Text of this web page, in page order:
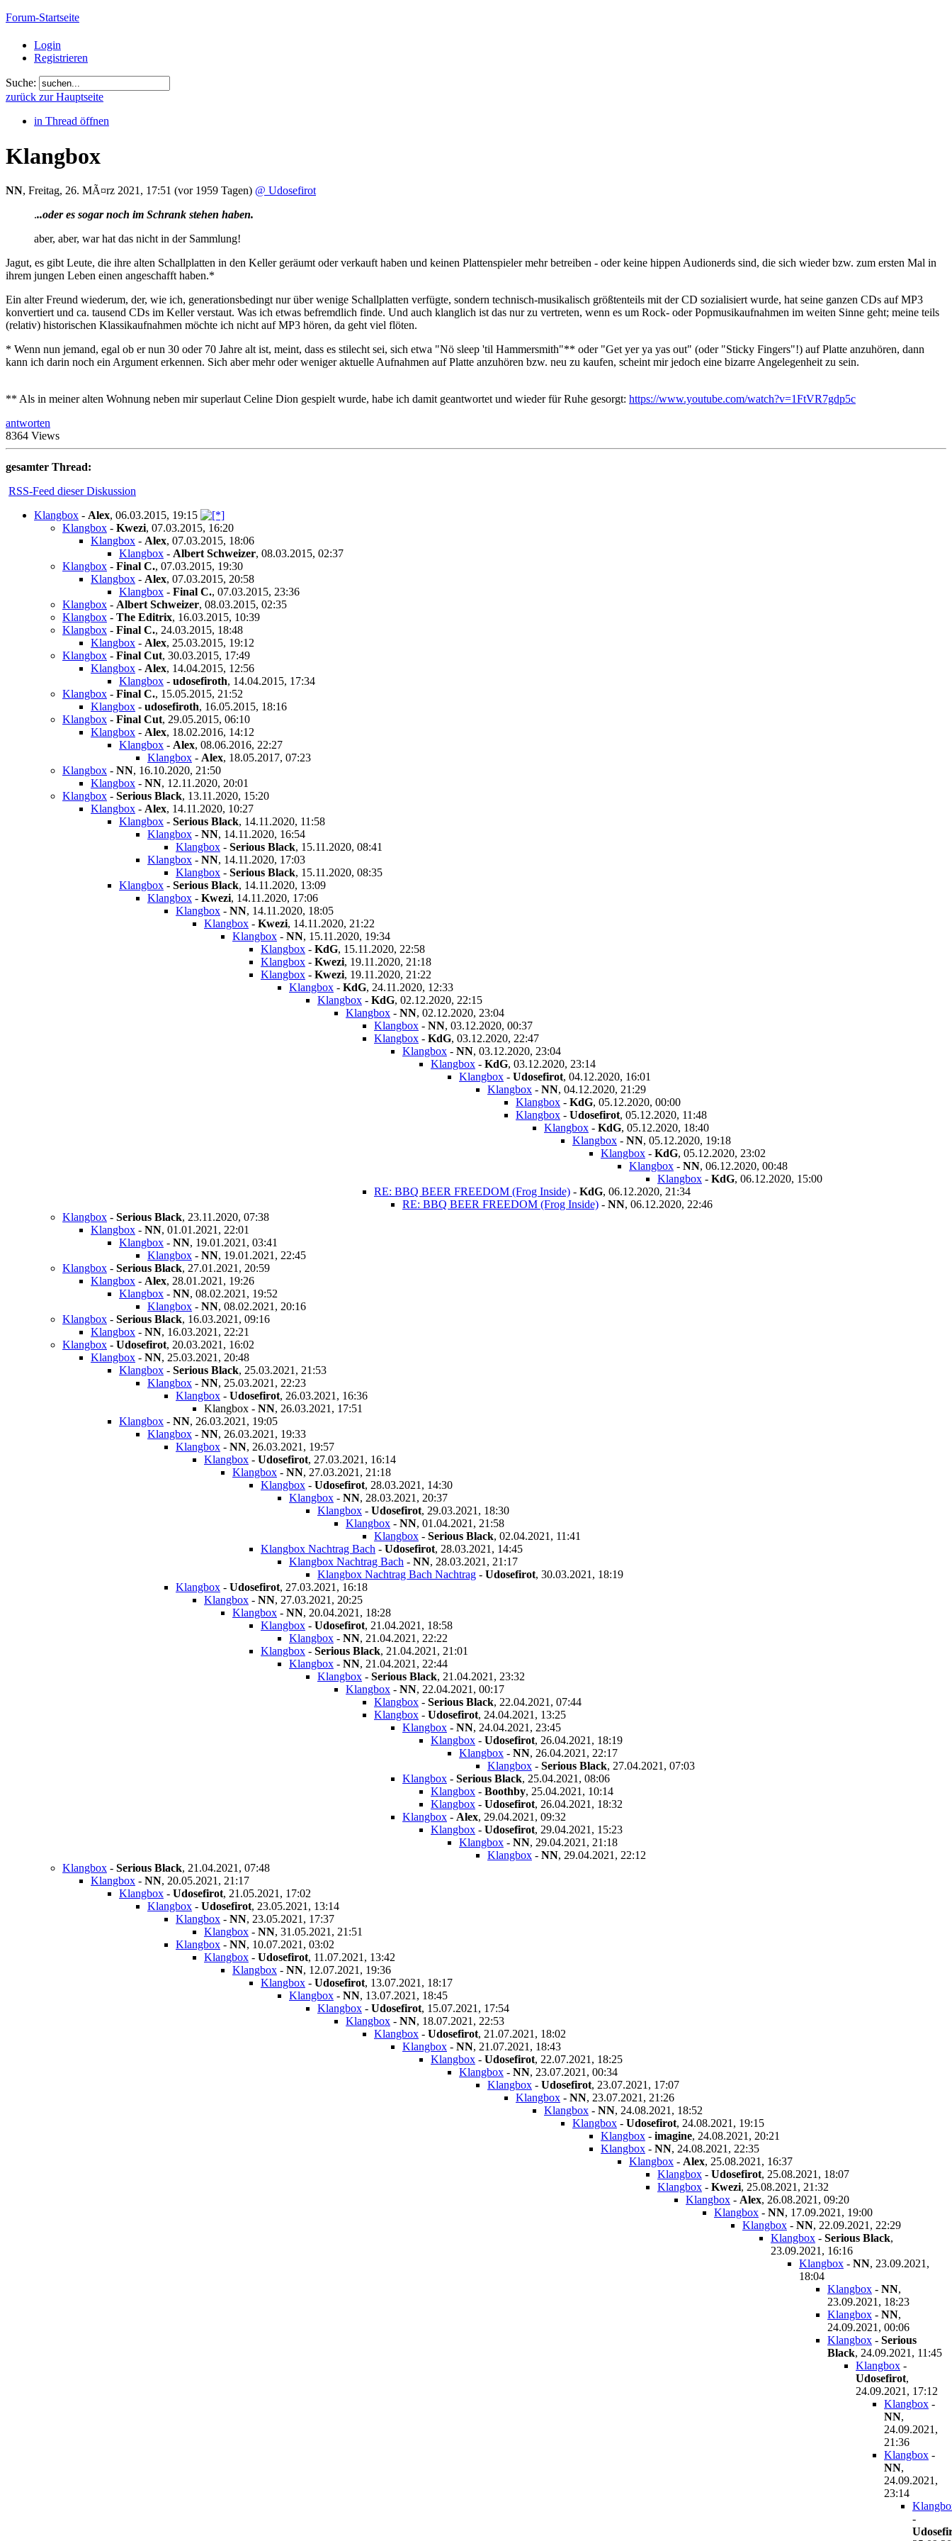
Forum-Startseite
Login
Registrieren
Suche:
zurück zur Hauptseite
in Thread öffnen
Klangbox
NN, Freitag, 26. MÃ¤rz 2021, 17:51 (vor 1959 Tagen) @ Udosefirot
...oder es sogar noch im Schrank stehen haben.
aber, aber, war hat das nicht in der Sammlung!
Jagut, es gibt Leute, die ihre alten Schallplatten in den Keller geräumt oder verkauft haben und keinen Plattenspieler mehr betreiben - oder keine hippen Audionerds sind, die sich wieder bzw. zum ersten Mal in
ihrem jungen Leben einen angeschafft haben.*
Ein alter Freund wiederum, der, wie ich, generationsbedingt nur über wenige Schallplatten verfügte, sondern technisch-musikalisch größtenteils mit der CD sozialisiert wurde, hat seine ganzen CDs auf MP3
konvertiert und ca. tausend CDs im Keller verstaut. Was ich etwas befremdlich finde. Und auch klanglich ist das nur zu vertreten, wenn es um Rock- oder Popmusikaufnahmen im weiten Sinne geht; meine teils
(relativ) historischen Klassikaufnahmen möchte ich nicht auf MP3 hören, da geht viel flöten.
* Wenn nun jemand, egal ob er nun 30 oder 70 Jahre alt ist, meint, dass es stilecht sei, sich etwa "Nö sleep 'til Hammersmith"** oder "Get yer ya yas out" (oder "Sticky Fingers"!) auf Platte anzuhören, dann
kann ich darin noch ein Argument erkennen. Sich aber mehr oder weniger aktuelle Aufnahmen auf Platte anzuhören bzw. neu zu kaufen, scheint mir jedoch eine bizarre Angelegenheit zu sein.
** Als in meiner alten Wohnung neben mir superlaut Celine Dion gespielt wurde, habe ich damit geantwortet und wieder für Ruhe gesorgt: https://www.youtube.com/watch?v=1FtVR7gdp5c
antworten
8364 Views
gesamter Thread:
RSS-Feed dieser Diskussion
Klangbox - Alex, 06.03.2015, 19:15
Klangbox - Kwezi, 07.03.2015, 16:20
Klangbox - Alex, 07.03.2015, 18:06
Klangbox - Albert Schweizer, 08.03.2015, 02:37
Klangbox - Final C., 07.03.2015, 19:30
Klangbox - Alex, 07.03.2015, 20:58
Klangbox - Final C., 07.03.2015, 23:36
Klangbox - Albert Schweizer, 08.03.2015, 02:35
Klangbox - The Editrix, 16.03.2015, 10:39
Klangbox - Final C., 24.03.2015, 18:48
Klangbox - Alex, 25.03.2015, 19:12
Klangbox - Final Cut, 30.03.2015, 17:49
Klangbox - Alex, 14.04.2015, 12:56
Klangbox - udosefiroth, 14.04.2015, 17:34
Klangbox - Final C., 15.05.2015, 21:52
Klangbox - udosefiroth, 16.05.2015, 18:16
Klangbox - Final Cut, 29.05.2015, 06:10
Klangbox - Alex, 18.02.2016, 14:12
Klangbox - Alex, 08.06.2016, 22:27
Klangbox - Alex, 18.05.2017, 07:23
Klangbox - NN, 16.10.2020, 21:50
Klangbox - NN, 12.11.2020, 20:01
Klangbox - Serious Black, 13.11.2020, 15:20
Klangbox - Alex, 14.11.2020, 10:27
Klangbox - Serious Black, 14.11.2020, 11:58
Klangbox - NN, 14.11.2020, 16:54
Klangbox - Serious Black, 15.11.2020, 08:41
Klangbox - NN, 14.11.2020, 17:03
Klangbox - Serious Black, 15.11.2020, 08:35
Klangbox - Serious Black, 14.11.2020, 13:09
Klangbox - Kwezi, 14.11.2020, 17:06
Klangbox - NN, 14.11.2020, 18:05
Klangbox - Kwezi, 14.11.2020, 21:22
Klangbox - NN, 15.11.2020, 19:34
Klangbox - KdG, 15.11.2020, 22:58
Klangbox - Kwezi, 19.11.2020, 21:18
Klangbox - Kwezi, 19.11.2020, 21:22
Klangbox - KdG, 24.11.2020, 12:33
Klangbox - KdG, 02.12.2020, 22:15
Klangbox - NN, 02.12.2020, 23:04
Klangbox - NN, 03.12.2020, 00:37
Klangbox - KdG, 03.12.2020, 22:47
Klangbox - NN, 03.12.2020, 23:04
Klangbox - KdG, 03.12.2020, 23:14
Klangbox - Udosefirot, 04.12.2020, 16:01
Klangbox - NN, 04.12.2020, 21:29
Klangbox - KdG, 05.12.2020, 00:00
Klangbox - Udosefirot, 05.12.2020, 11:48
Klangbox - KdG, 05.12.2020, 18:40
Klangbox - NN, 05.12.2020, 19:18
Klangbox - KdG, 05.12.2020, 23:02
Klangbox - NN, 06.12.2020, 00:48
Klangbox - KdG, 06.12.2020, 15:00
RE: BBQ BEER FREEDOM (Frog Inside) - KdG, 06.12.2020, 21:34
RE: BBQ BEER FREEDOM (Frog Inside) - NN, 06.12.2020, 22:46
Klangbox - Serious Black, 23.11.2020, 07:38
Klangbox - NN, 01.01.2021, 22:01
Klangbox - NN, 19.01.2021, 03:41
Klangbox - NN, 19.01.2021, 22:45
Klangbox - Serious Black, 27.01.2021, 20:59
Klangbox - Alex, 28.01.2021, 19:26
Klangbox - NN, 08.02.2021, 19:52
Klangbox - NN, 08.02.2021, 20:16
Klangbox - Serious Black, 16.03.2021, 09:16
Klangbox - NN, 16.03.2021, 22:21
Klangbox - Udosefirot, 20.03.2021, 16:02
Klangbox - NN, 25.03.2021, 20:48
Klangbox - Serious Black, 25.03.2021, 21:53
Klangbox - NN, 25.03.2021, 22:23
Klangbox - Udosefirot, 26.03.2021, 16:36
Klangbox - NN, 26.03.2021, 17:51
Klangbox - NN, 26.03.2021, 19:05
Klangbox - NN, 26.03.2021, 19:33
Klangbox - NN, 26.03.2021, 19:57
Klangbox - Udosefirot, 27.03.2021, 16:14
Klangbox - NN, 27.03.2021, 21:18
Klangbox - Udosefirot, 28.03.2021, 14:30
Klangbox - NN, 28.03.2021, 20:37
Klangbox - Udosefirot, 29.03.2021, 18:30
Klangbox - NN, 01.04.2021, 21:58
Klangbox - Serious Black, 02.04.2021, 11:41
Klangbox Nachtrag Bach - Udosefirot, 28.03.2021, 14:45
Klangbox Nachtrag Bach - NN, 28.03.2021, 21:17
Klangbox Nachtrag Bach Nachtrag - Udosefirot, 30.03.2021, 18:19
Klangbox - Udosefirot, 27.03.2021, 16:18
Klangbox - NN, 27.03.2021, 20:25
Klangbox - NN, 20.04.2021, 18:28
Klangbox - Udosefirot, 21.04.2021, 18:58
Klangbox - NN, 21.04.2021, 22:22
Klangbox - Serious Black, 21.04.2021, 21:01
Klangbox - NN, 21.04.2021, 22:44
Klangbox - Serious Black, 21.04.2021, 23:32
Klangbox - NN, 22.04.2021, 00:17
Klangbox - Serious Black, 22.04.2021, 07:44
Klangbox - Udosefirot, 24.04.2021, 13:25
Klangbox - NN, 24.04.2021, 23:45
Klangbox - Udosefirot, 26.04.2021, 18:19
Klangbox - NN, 26.04.2021, 22:17
Klangbox - Serious Black, 27.04.2021, 07:03
Klangbox - Serious Black, 25.04.2021, 08:06
Klangbox - Boothby, 25.04.2021, 10:14
Klangbox - Udosefirot, 26.04.2021, 18:32
Klangbox - Alex, 29.04.2021, 09:32
Klangbox - Udosefirot, 29.04.2021, 15:23
Klangbox - NN, 29.04.2021, 21:18
Klangbox - NN, 29.04.2021, 22:12
Klangbox - Serious Black, 21.04.2021, 07:48
Klangbox - NN, 20.05.2021, 21:17
Klangbox - Udosefirot, 21.05.2021, 17:02
Klangbox - Udosefirot, 23.05.2021, 13:14
Klangbox - NN, 23.05.2021, 17:37
Klangbox - NN, 31.05.2021, 21:51
Klangbox - NN, 10.07.2021, 03:02
Klangbox - Udosefirot, 11.07.2021, 13:42
Klangbox - NN, 12.07.2021, 19:36
Klangbox - Udosefirot, 13.07.2021, 18:17
Klangbox - NN, 13.07.2021, 18:45
Klangbox - Udosefirot, 15.07.2021, 17:54
Klangbox - NN, 18.07.2021, 22:53
Klangbox - Udosefirot, 21.07.2021, 18:02
Klangbox - NN, 21.07.2021, 18:43
Klangbox - Udosefirot, 22.07.2021, 18:25
Klangbox - NN, 23.07.2021, 00:34
Klangbox - Udosefirot, 23.07.2021, 17:07
Klangbox - NN, 23.07.2021, 21:26
Klangbox - NN, 24.08.2021, 18:52
Klangbox - Udosefirot, 24.08.2021, 19:15
Klangbox - imagine, 24.08.2021, 20:21
Klangbox - NN, 24.08.2021, 22:35
Klangbox - Alex, 25.08.2021, 16:37
Klangbox - Udosefirot, 25.08.2021, 18:07
Klangbox - Kwezi, 25.08.2021, 21:32
Klangbox - Alex, 26.08.2021, 09:20
Klangbox - NN, 17.09.2021, 19:00
Klangbox - NN, 22.09.2021, 22:29
Klangbox - Serious Black,
23.09.2021, 16:16
Klangbox - NN, 23.09.2021,
18:04
Klangbox - NN,
23.09.2021, 18:23
Klangbox - NN,
24.09.2021, 00:06
Klangbox - Serious
Black, 24.09.2021, 11:45
Klangbox -
Udosefirot,
24.09.2021, 17:12
Klangbox -
NN,
24.09.2021,
21:36
Klangbox -
NN,
24.09.2021,
23:14
-